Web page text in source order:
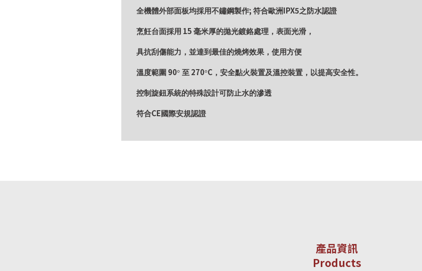
全機體外部面板均採用不鏽鋼製作; 符合歐洲IPX5之防水認證
烹飪台面採用 15 毫米厚的拋光鍍鉻處理，表面光滑，
具抗刮傷能力，並達到最佳的燒烤效果，使用方便
溫度範圍 90° 至 270°C ，安全點火裝置及溫控裝置，以提高安全性。
控制旋鈕系統的特殊設計可防止水的滲透
符合CE國際安規認證
產品資訊
Products